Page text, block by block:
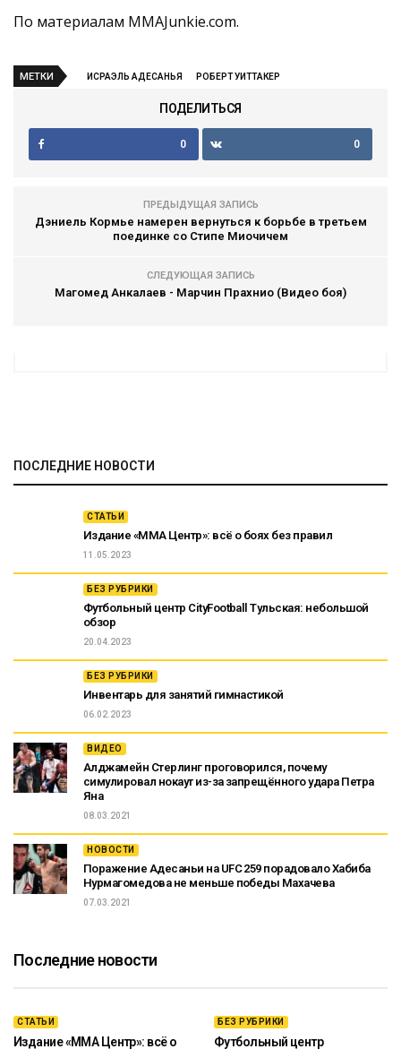
По материалам MMAJunkie.com.
МЕТКИ ИСРАЭЛЬ АДЕСАНЬЯ РОБЕРТ УИТТАКЕР
ПОДЕЛИТЬСЯ
0 0
ПРЕДЫДУЩАЯ ЗАПИСЬ
Дэниель Кормье намерен вернуться к борьбе в третьем
поединке со Стипе Миочичем
СЛЕДУЮЩАЯ ЗАПИСЬ
Магомед Анкалаев - Марчин Прахнио (Видео боя)
ПОСЛЕДНИЕ НОВОСТИ
СТАТЬИ
Издание «ММА Центр»: всё о боях без правил
11.05.2023
БЕЗ РУБРИКИ
Футбольный центр CityFootball Тульская: небольшой
обзор
20.04.2023
БЕЗ РУБРИКИ
Инвентарь для занятий гимнастикой
06.02.2023
ВИДЕО
Алджамейн Стерлинг проговорился, почему
симулировал нокаут из-за запрещённого удара Петра
Яна
08.03.2021
НОВОСТИ
Поражение Адесаньи на UFC 259 порадовало Хабиба
Нурмагомедова не меньше победы Махачева
07.03.2021
Последние новости
СТАТЬИ
Издание «ММА Центр»: всё о
БЕЗ РУБРИКИ
Футбольный центр